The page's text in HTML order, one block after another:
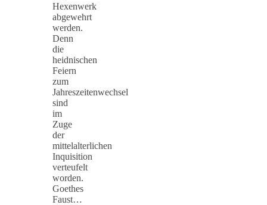
Hexenwerk
abgewehrt
werden.
Denn
die
heidnischen
Feiern
zum
Jahreszeitenwechsel
sind
im
Zuge
der
mittelalterlichen
Inquisition
verteufelt
worden.
Goethes
Faust…